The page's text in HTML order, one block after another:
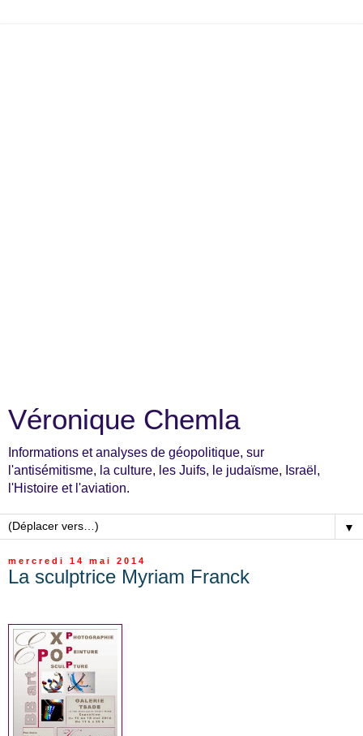
Véronique Chemla
Informations et analyses de géopolitique, sur
l'antisémitisme, la culture, les Juifs, le judaïsme, Israël,
l'Histoire et l'aviation.
▼
mercredi 14 mai 2014
La sculptrice Myriam Franck